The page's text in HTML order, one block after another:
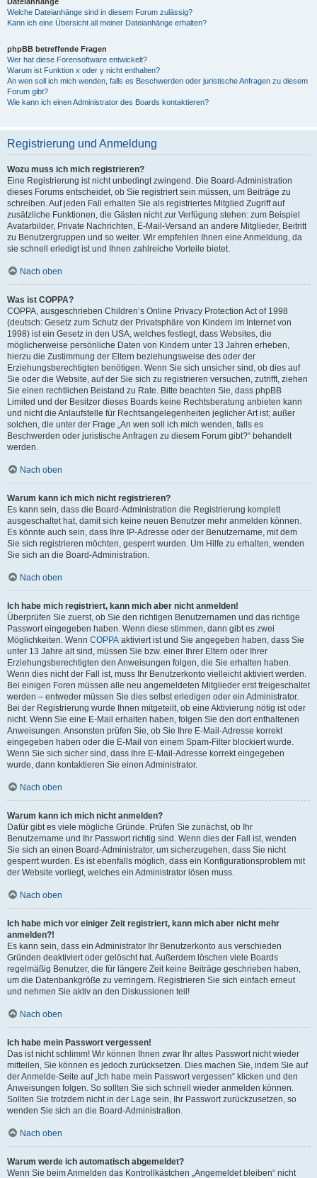
Welche Dateianhänge sind in diesem Forum zulässig?
Kann ich eine Übersicht all meiner Dateianhänge erhalten?
phpBB betreffende Fragen
Wer hat diese Forensoftware entwickelt?
Warum ist Funktion x oder y nicht enthalten?
An wen soll ich mich wenden, falls es Beschwerden oder juristische Anfragen zu diesem
Forum gibt?
Wie kann ich einen Administrator des Boards kontaktieren?
Registrierung und Anmeldung
Wozu muss ich mich registrieren?
Eine Registrierung ist nicht unbedingt zwingend. Die Board-Administration
dieses Forums entscheidet, ob Sie registriert sein müssen, um Beiträge zu
schreiben. Auf jeden Fall erhalten Sie als registriertes Mitglied Zugriff auf
zusätzliche Funktionen, die Gästen nicht zur Verfügung stehen: zum Beispiel
Avatarbilder, Private Nachrichten, E-Mail-Versand an andere Mitglieder, Beitritt
zu Benutzergruppen und so weiter. Wir empfehlen Ihnen eine Anmeldung, da
sie schnell erledigt ist und Ihnen zahlreiche Vorteile bietet.
Nach oben
Was ist COPPA?
COPPA, ausgeschrieben Children’s Online Privacy Protection Act of 1998
(deutsch: Gesetz zum Schutz der Privatsphäre von Kindern im Internet von
1998) ist ein Gesetz in den USA, welches festlegt, dass Websites, die
möglicherweise persönliche Daten von Kindern unter 13 Jahren erheben,
hierzu die Zustimmung der Eltern beziehungsweise des oder der
Erziehungsberechtigten benötigen. Wenn Sie sich unsicher sind, ob dies auf
Sie oder die Website, auf der Sie sich zu registrieren versuchen, zutrifft, ziehen
Sie einen rechtlichen Beistand zu Rate. Bitte beachten Sie, dass phpBB
Limited und der Besitzer dieses Boards keine Rechtsberatung anbieten kann
und nicht die Anlaufstelle für Rechtsangelegenheiten jeglicher Art ist; außer
solchen, die unter der Frage „An wen soll ich mich wenden, falls es
Beschwerden oder juristische Anfragen zu diesem Forum gibt?“ behandelt
werden.
Nach oben
Warum kann ich mich nicht registrieren?
Es kann sein, dass die Board-Administration die Registrierung komplett
ausgeschaltet hat, damit sich keine neuen Benutzer mehr anmelden können.
Es könnte auch sein, dass Ihre IP-Adresse oder der Benutzername, mit dem
Sie sich registrieren möchten, gesperrt wurden. Um Hilfe zu erhalten, wenden
Sie sich an die Board-Administration.
Nach oben
Ich habe mich registriert, kann mich aber nicht anmelden!
Überprüfen Sie zuerst, ob Sie den richtigen Benutzernamen und das richtige
Passwort eingegeben haben. Wenn diese stimmen, dann gibt es zwei
Möglichkeiten. Wenn COPPA aktiviert ist und Sie angegeben haben, dass Sie
unter 13 Jahre alt sind, müssen Sie bzw. einer Ihrer Eltern oder Ihrer
Erziehungsberechtigten den Anweisungen folgen, die Sie erhalten haben.
Wenn dies nicht der Fall ist, muss Ihr Benutzerkonto vielleicht aktiviert werden.
Bei einigen Foren müssen alle neu angemeldeten Mitglieder erst freigeschaltet
werden – entweder müssen Sie dies selbst erledigen oder ein Administrator.
Bei der Registrierung wurde Ihnen mitgeteilt, ob eine Aktivierung nötig ist oder
nicht. Wenn Sie eine E-Mail erhalten haben, folgen Sie den dort enthaltenen
Anweisungen. Ansonsten prüfen Sie, ob Sie Ihre E-Mail-Adresse korrekt
eingegeben haben oder die E-Mail von einem Spam-Filter blockiert wurde.
Wenn Sie sich sicher sind, dass Ihre E-Mail-Adresse korrekt eingegeben
wurde, dann kontaktieren Sie einen Administrator.
Nach oben
Warum kann ich mich nicht anmelden?
Dafür gibt es viele mögliche Gründe. Prüfen Sie zunächst, ob Ihr
Benutzername und Ihr Passwort richtig sind. Wenn dies der Fall ist, wenden
Sie sich an einen Board-Administrator, um sicherzugehen, dass Sie nicht
gesperrt wurden. Es ist ebenfalls möglich, dass ein Konfigurationsproblem mit
der Website vorliegt, welches ein Administrator lösen muss.
Nach oben
Ich habe mich vor einiger Zeit registriert, kann mich aber nicht mehr
anmelden?!
Es kann sein, dass ein Administrator Ihr Benutzerkonto aus verschieden
Gründen deaktiviert oder gelöscht hat. Außerdem löschen viele Boards
regelmäßig Benutzer, die für längere Zeit keine Beiträge geschrieben haben,
um die Datenbankgröße zu verringern. Registrieren Sie sich einfach erneut
und nehmen Sie aktiv an den Diskussionen teil!
Nach oben
Ich habe mein Passwort vergessen!
Das ist nicht schlimm! Wir können Ihnen zwar Ihr altes Passwort nicht wieder
mitteilen, Sie können es jedoch zurücksetzen. Dies machen Sie, indem Sie auf
der Anmelde-Seite auf „Ich habe mein Passwort vergessen“ klicken und den
Anweisungen folgen. So sollten Sie sich schnell wieder anmelden können.
Sollten Sie trotzdem nicht in der Lage sein, Ihr Passwort zurückzusetzen, so
wenden Sie sich an die Board-Administration.
Nach oben
Warum werde ich automatisch abgemeldet?
Wenn Sie beim Anmelden das Kontrollkästchen „Angemeldet bleiben“ nicht